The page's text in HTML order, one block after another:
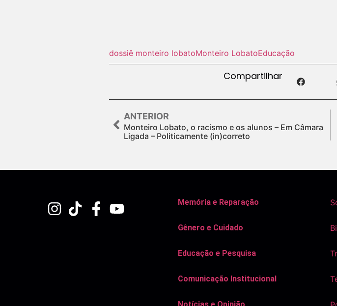
dossiê monteiro lobatoMonteiro LobatoEducação
Compartilhar
ANTERIOR
Monteiro Lobato, o racismo e os alunos – Em Câmara
Ligada – Politicamente (in)correto
Memória e Reparação
Gênero e Cuidado
Educação e Pesquisa
Comunicação Institucional
Notícias e Opinião